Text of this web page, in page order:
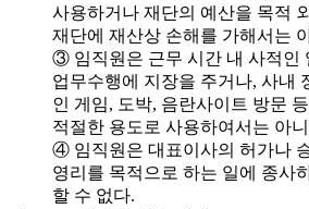
사용하거나 재단의 예산을 목적
재단에 재산상 손해를 가해서는
③ 임직원은 근무 시간 내 사적인
업무수행에 지장을 주거나, 사내
인 게임, 도박, 음란사이트 방문
적절한 용도로 사용하여서는 아
④ 임직원은 대표이사의 허가나
영리를 목적으로 하는 일에 종사
할 수 없다.